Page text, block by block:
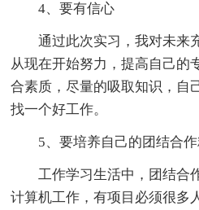
4、要有信心
通过此次实习，我对未来
从现在开始努力，提高自己的
合素质，尽量的吸取知识，自
找一个好工作。
5、要培养自己的团结合
工作学习生活中，团结合
计算机工作，有项目必须很多